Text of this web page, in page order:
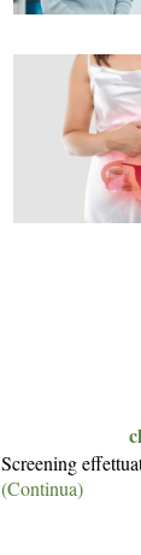
Screening
(Continua)